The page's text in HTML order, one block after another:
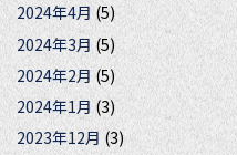
2024年4月(5)
2024年3月(5)
2024年2月(5)
2024年1月(3)
2023年12月 (3)